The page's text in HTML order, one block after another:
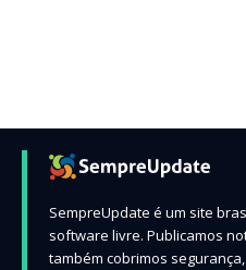
SempreUpdate é um site
software livre. Publicamos
também cobrimos